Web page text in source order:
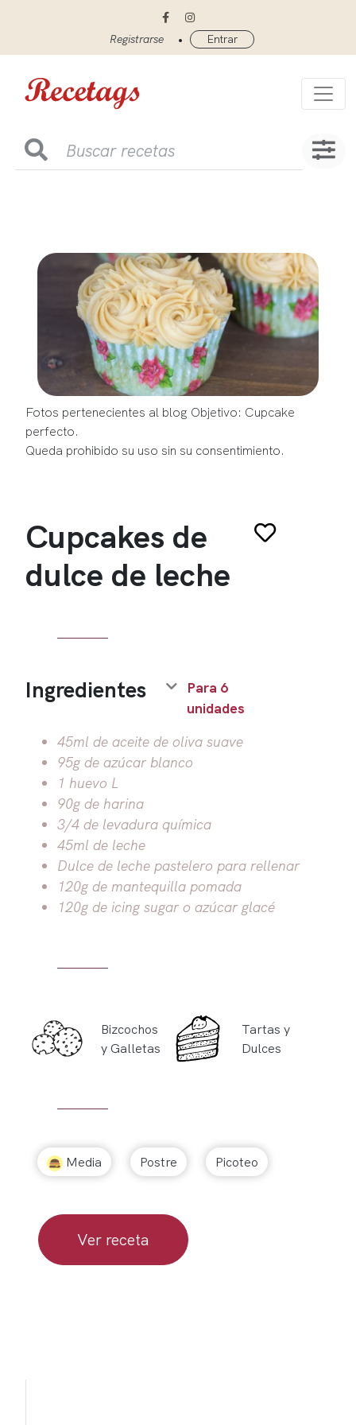
Registrarse • Entrar
Fotos pertenecientes al blog Objetivo: Cupcake
perfecto.
Queda prohibido su uso sin su consentimiento.
Cupcakes de
dulce de leche
Ingredientes
Para 6
unidades
45ml de aceite de oliva suave
95g de azúcar blanco
1 huevo L
90g de harina
3/4 de levadura química
45ml de leche
Dulce de leche pastelero para rellenar
120g de mantequilla pomada
120g de icing sugar o azúcar glacé
Bizcochos
y Galletas
Tartas y
Dulces
Media Postre Picoteo
Ver receta